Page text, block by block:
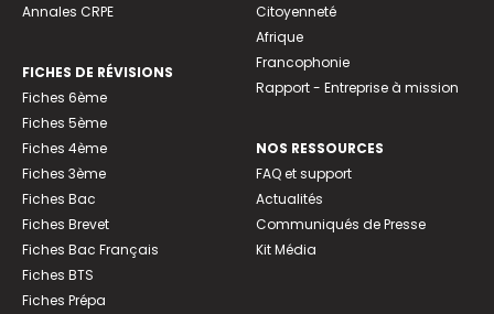
Annales CRPE
FICHES DE RÉVISIONS
Fiches 6ème
Fiches 5ème
Fiches 4ème
Fiches 3ème
Fiches Bac
Fiches Brevet
Fiches Bac Français
Fiches BTS
Fiches Prépa
Citoyenneté
Afrique
Francophonie
Rapport - Entreprise à mission
NOS RESSOURCES
FAQ et support
Actualités
Communiqués de Presse
Kit Média